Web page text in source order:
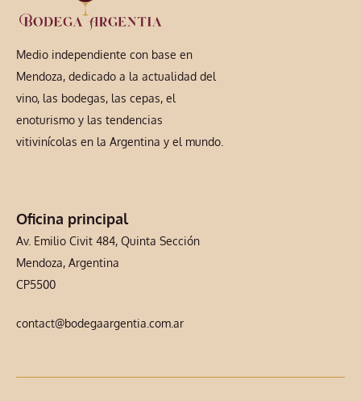
Medio independiente con base en
Mendoza, dedicado a la actualidad del
vino, las bodegas, las cepas, el
enoturismo y las tendencias
vitivinícolas en la Argentina y el mundo.
Oficina principal
Av. Emilio Civit 484, Quinta Sección
Mendoza, Argentina
CP5500
contact@bodegaargentia.com.ar